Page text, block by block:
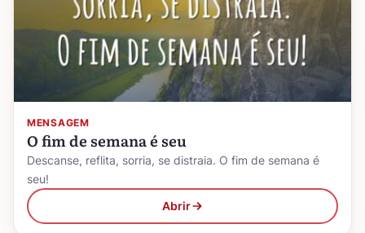
MENSAGEM
O fim de semana é seu
Descanse, reflita, sorria, se distraia. O fim de semana é
seu!
Abrir